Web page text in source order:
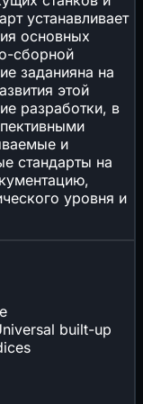
устанавливает
основных
сборной
заданияна на
этой
разработки, в
и
стандарты на
уровня и
built-up